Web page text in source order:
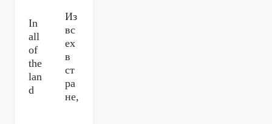
In
all
of
the
lan
d
Из
вс
ех
в
ст
ра
не,